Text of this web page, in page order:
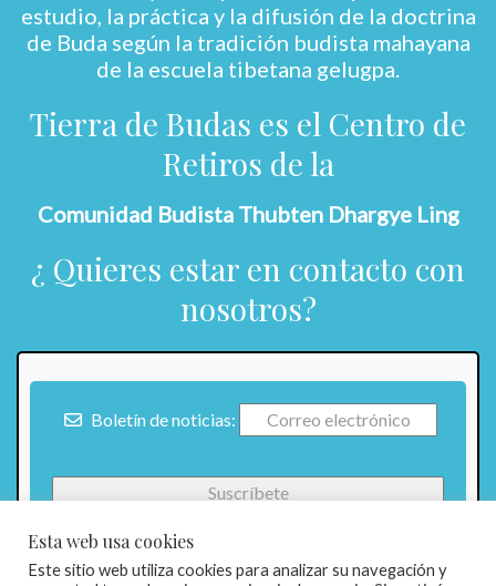
estudio, la práctica y la difusión de la doctrina
de Buda según la tradición budista mahayana
de la escuela tibetana gelugpa.
Tierra de Budas es el Centro de
Retiros de la
Comunidad Budista Thubten Dhargye Ling
¿ Quieres estar en contacto con
nosotros?
Boletín de noticias:
Esta web usa cookies
Este sitio web utiliza cookies para analizar su navegación y